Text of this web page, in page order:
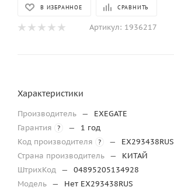
В ИЗБРАННОЕ СРАВНИТЬ
Артикул: 1936217
Характеристики
Производитель —
EXEGATE
Гарантия
? —
1 год
Код производителя
? —
EX293438RUS
Страна производитель —
КИТАЙ
ШтрихКод —
04895205134928
Модель — Нет EX293438RUS